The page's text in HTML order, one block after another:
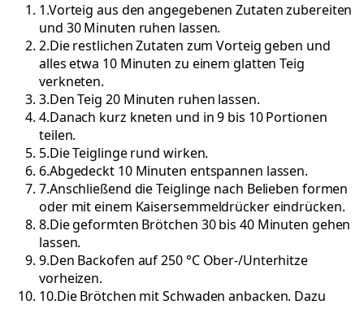
1.Vorteig aus den angegebenen Zutaten zubereiten
und 30 Minuten ruhen lassen.
2.Die restlichen Zutaten zum Vorteig geben und
alles etwa 10 Minuten zu einem glatten Teig
verkneten.
3.Den Teig 20 Minuten ruhen lassen.
4.Danach kurz kneten und in 9 bis 10 Portionen
teilen.
5.Die Teiglinge rund wirken.
6.Abgedeckt 10 Minuten entspannen lassen.
7.Anschließend die Teiglinge nach Belieben formen
oder mit einem Kaisersemmeldrücker eindrücken.
8.Die geformten Brötchen 30 bis 40 Minuten gehen
lassen.
9.Den Backofen auf 250 °C Ober-/Unterhitze
vorheizen.
10.Die Brötchen mit Schwaden anbacken. Dazu